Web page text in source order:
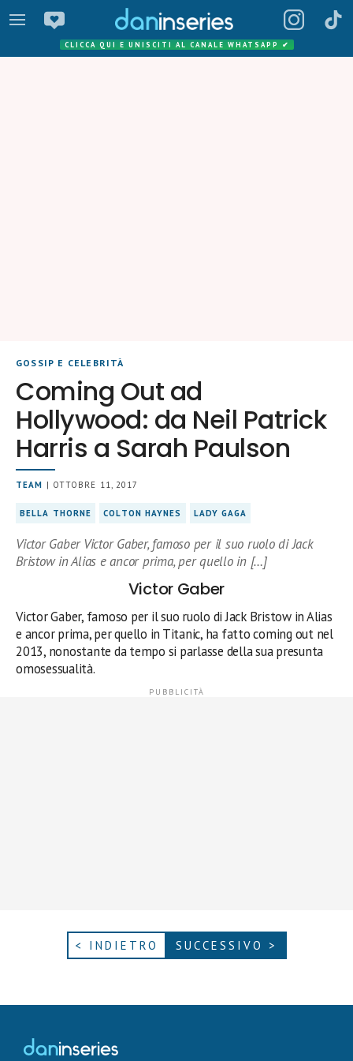
CLICCA QUI E UNISCITI AL CANALE WHATSAPP ✔
GOSSIP E CELEBRITÀ
Coming Out ad
Hollywood: da Neil Patrick
Harris a Sarah Paulson
TEAM | OTTOBRE 11, 2017
BELLA THORNE COLTON HAYNES LADY GAGA
Victor Gaber Victor Gaber, famoso per il suo ruolo di Jack
Bristow in Alias e ancor prima, per quello in […]
Victor Gaber
Victor Gaber, famoso per il suo ruolo di Jack Bristow in Alias
e ancor prima, per quello in Titanic, ha fatto coming out nel
2013, nonostante da tempo si parlasse della sua presunta
omosessualità.
< INDIETRO SUCCESSIVO >